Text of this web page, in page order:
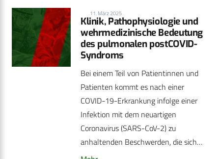
11. März 2025
Klinik, Pathophysiologie und
wehrmedizinische Bedeutung
des pulmonalen postCOVID-
Syndroms
Bei einem Teil von Patientinnen und
Patienten kommt es nach einer
COVID-19-Erkrankung infolge einer
Infektion mit dem neuartigen
Coronavirus (SARS-CoV-2) zu
anhaltenden Beschwerden, die sich…